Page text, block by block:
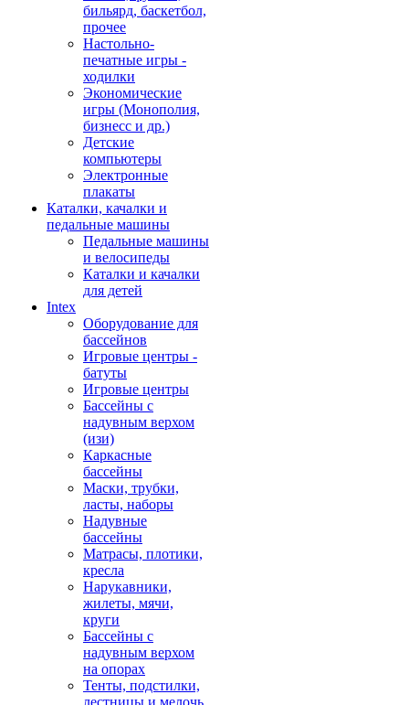
бильярд, баскетбол,
прочее
Настольно-
печатные игры -
ходилки
Экономические
игры (Монополия,
бизнесс и др.)
Детские
компьютеры
Электронные
плакаты
Каталки, качалки и
педальные машины
Педальные машины
и велосипеды
Каталки и качалки
для детей
Intex
Оборудование для
бассейнов
Игровые центры -
батуты
Игровые центры
Бассейны с
надувным верхом
(изи)
Каркасные
бассейны
Маски, трубки,
ласты, наборы
Надувные
бассейны
Матрасы, плотики,
кресла
Нарукавники,
жилеты, мячи,
круги
Бассейны с
надувным верхом
на опорах
Тенты, подстилки,
лестницы и мелочь